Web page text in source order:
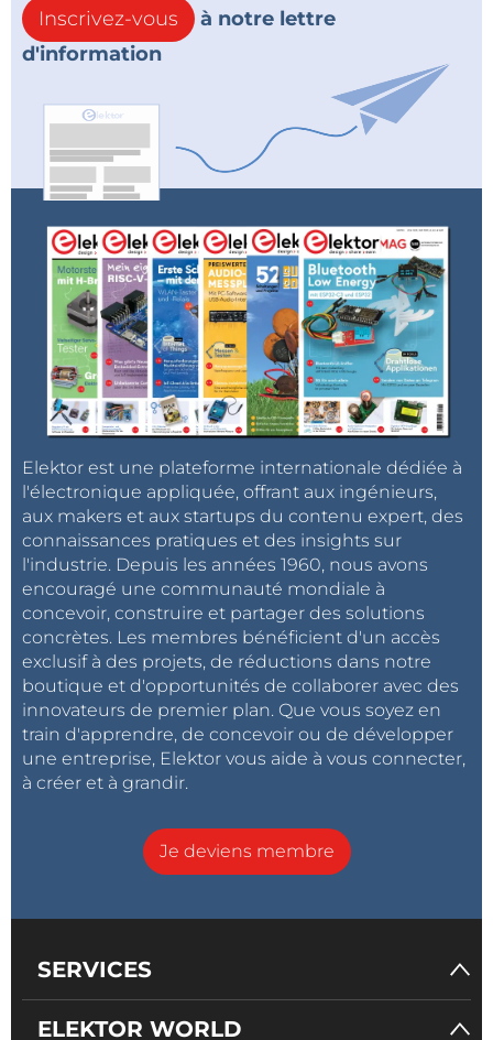
Inscrivez-vous
à notre lettre
d'information
Elektor est une plateforme internationale dédiée à
l'électronique appliquée, offrant aux ingénieurs,
aux makers et aux startups du contenu expert, des
connaissances pratiques et des insights sur
l'industrie. Depuis les années 1960, nous avons
encouragé une communauté mondiale à
concevoir, construire et partager des solutions
concrètes. Les membres bénéficient d'un accès
exclusif à des projets, de réductions dans notre
boutique et d'opportunités de collaborer avec des
innovateurs de premier plan. Que vous soyez en
train d'apprendre, de concevoir ou de développer
une entreprise, Elektor vous aide à vous connecter,
à créer et à grandir.
Je deviens membre
SERVICES
ELEKTOR WORLD